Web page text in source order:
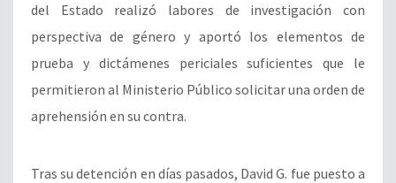
del Estado realizó labores de investigación con
perspectiva de género y aportó los elementos de
prueba y dictámenes periciales suficientes que le
permitieron al Ministerio Público solicitar una orden de
aprehensión en su contra.
Tras su detención en días pasados, David G. fue puesto a